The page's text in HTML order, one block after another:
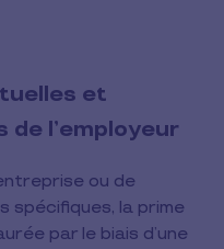
et
l’employeur
ou de
spécifiques, la prime
par le biais d’une